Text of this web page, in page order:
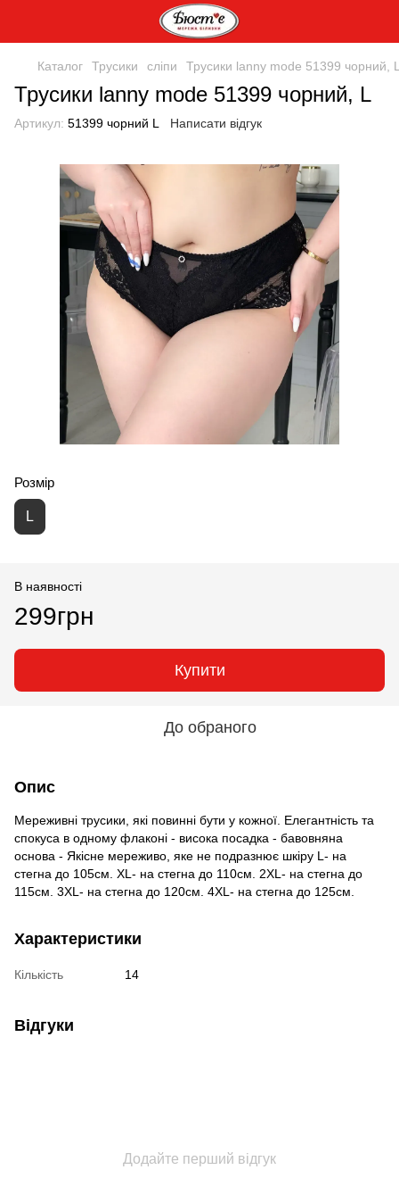
Каталог Трусики сліпи Трусики lanny mode 51399 чорний,
Трусики lanny mode 51399 чорний, L
Артикул: 51399 чорний L Написати відгук
Розмір
L
В наявності
299грн
Купити
До обраного
Опис
Мереживні трусики, які повинні бути у кожної. Елегантність та
спокуса в одному флаконі - висока посадка - бавовняна
основа - Якісне мереживо, яке не подразнює шкіру L- на
стегна до 105см. XL- на стегна до 110см. 2XL- на стегна до
115см. 3XL- на стегна до 120см. 4XL- на стегна до 125см.
Характеристики
Кількість 14
Відгуки
Додайте перший відгук